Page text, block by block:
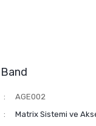
AGE002
Matrix Sistemi ve